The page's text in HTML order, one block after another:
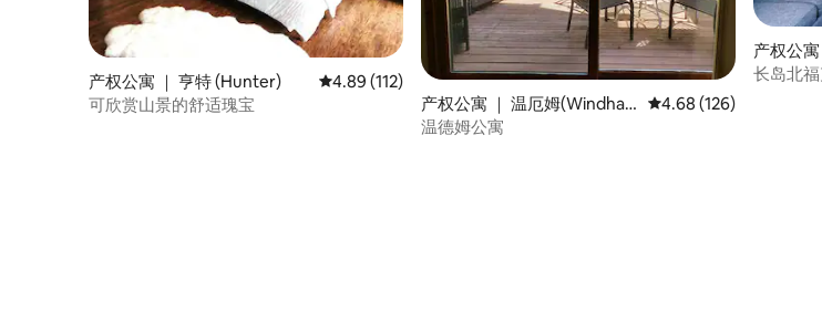
产权公寓 ｜ 亨特 (Hunter) 平均评分 4.89 分（满分 5 分），共 112 条评价
4.89 (112)
可欣赏山景的舒适瑰宝
产权公寓 ｜ 温厄姆(Windha
m)
平均评分 4.68 分（满分
4.68 (126)
温德姆公寓
产权公
port)
长岛北